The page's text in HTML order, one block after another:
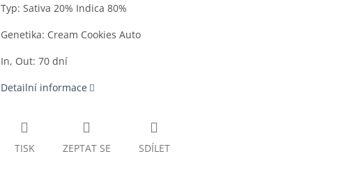
Typ: Sativa 20% Indica 80%
Genetika: Cream Cookies Auto
In, Out: 70 dní
Detailní informace
TISK ZEPTAT SE SDÍLET